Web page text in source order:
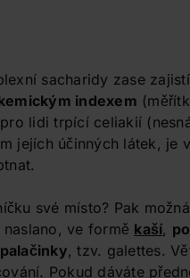
sacharidy zase zajistí
indexem
lidi trpící celiakií
jejích účinných látek, je
své místo? Pak
ve formě kaší,
, tzv. galettes.
Pokud dáváte